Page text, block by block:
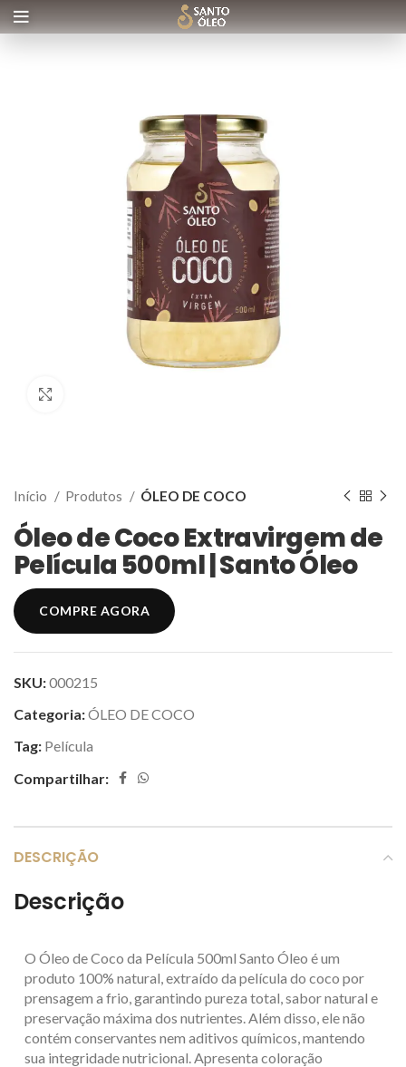
Início Produtos ÓLEO DE COCO
Óleo de Coco Extravirgem de
Película 500ml | Santo Óleo
COMPRE AGORA
SKU:000215
Categoria:ÓLEO DE COCO
Tag: Película
Compartilhar:
DESCRIÇÃO
Descrição
O Óleo de Coco da Película 500ml Santo Óleo é um
produto 100% natural, extraído da película do coco por
prensagem a frio, garantindo pureza total, sabor natural e
preservação máxima dos nutrientes. Além disso, ele não
contém conservantes nem aditivos químicos, mantendo
sua integridade nutricional. Apresenta coloração